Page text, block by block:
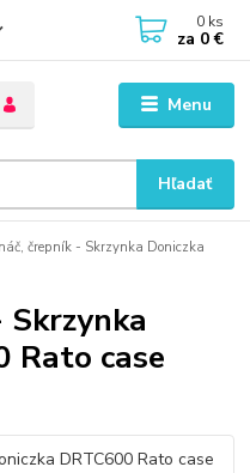
Menu
Hľadať
0 ks
za 0 €
črepník - Skrzynka Doniczka
Rato case